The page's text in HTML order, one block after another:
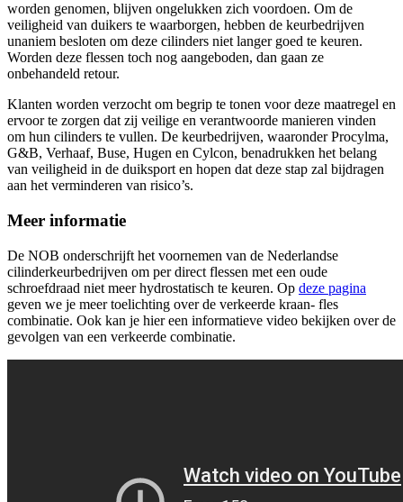
worden genomen, blijven ongelukken zich voordoen. Om de
veiligheid van duikers te waarborgen, hebben de keurbedrijven
unaniem besloten om deze cilinders niet langer goed te keuren.
Worden deze flessen toch nog aangeboden, dan gaan ze
onbehandeld retour.
Klanten worden verzocht om begrip te tonen voor deze maatregel en
ervoor te zorgen dat zij veilige en verantwoorde manieren vinden
om hun cilinders te vullen. De keurbedrijven, waaronder Procylma,
G&B, Verhaaf, Buse, Hugen en Cylcon, benadrukken het belang
van veiligheid in de duiksport en hopen dat deze stap zal bijdragen
aan het verminderen van risico’s.
Meer informatie
De NOB onderschrijft het voornemen van de Nederlandse
cilinderkeurbedrijven om per direct flessen met een oude
schroefdraad niet meer hydrostatisch te keuren. Op deze pagina
geven we je meer toelichting over de verkeerde kraan- fles
combinatie. Ook kan je hier een informatieve video bekijken over de
gevolgen van een verkeerde combinatie.